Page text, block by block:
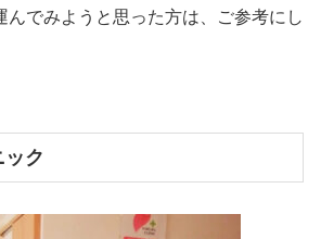
んでみようと思った方は、ご参考にし
ク